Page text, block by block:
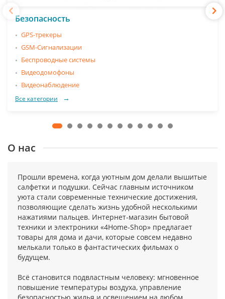
Безопасность
GPS-трекеры
GSM-Сигнализации
Беспроводные системы
Видеодомофоны
Видеонаблюдение
Все категории
О нас
Прошли времена, когда уютным дом делали вышитые
салфетки и подушки. Сейчас главным источником
уюта стали современные технические достижения,
позволяющие сделать жизнь удобной несколькими
нажатиями пальцев. Интернет-магазин бытовой
техники и электроники «4Home-Shop» предлагает
товары для дома и дачи, которые совсем недавно
мелькали только в фантастических фильмах о
будущем.
Всё становится подвластным человеку: мгновенное
повышение температуры воздуха, управление